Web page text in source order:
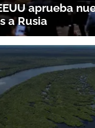
aprueba
a Rusia